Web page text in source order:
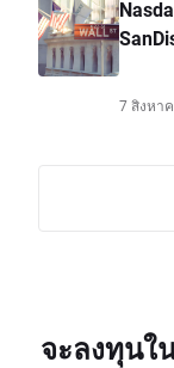
7 สิงหา
จะลงทุนใ